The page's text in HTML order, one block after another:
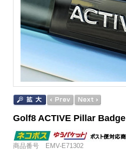
Golf8 ACTIVE Pillar Badge
商品番号 EMV-E71302